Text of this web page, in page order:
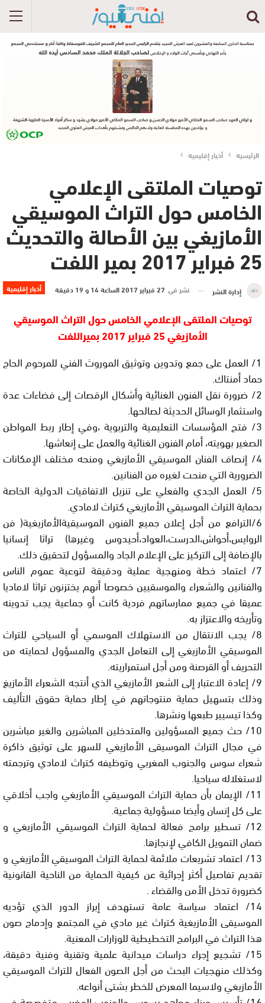
الرئيسية أخبار إقليمية
توصيات الملتقى الإعلامي
الخامس حول التراث الموسيقي
الأمازيغي بين الأصالة والتحديث
25 فبراير 2017 بمير اللفت‎
أخبار إقليمية إدارة النشر نشر في 27 فبراير 2017 الساعة 14 و 19 دقيقة
توصيات الملتقى الإعلامي الخامس حول التراث الموسيقي
الأمازيغي 25 فبراير 2017 بميراللفت
1/ العمل على جمع وتدوين وتوثيق الموروث الفني للمرحوم الحاج
حماد أمنتاك.
2/ ضرورة نقل الفنون الغنائية وأشكال الرقصات إلى فضاءات عدة
واستثمار الوسائل الحديثة لصالحها.
3/ فتح المؤسسات التعليمية والتربوية ،وفي إطار ربط المواطن
الصغير بهويته، أمام الفنون الغنائية والعمل على إنعاشها.
4/ إنصاف الفنان الموسيقي الأمازيغي ومنحه مختلف الإمكانات
الضرورية التي منحت لغيره من الفنانين.
5/ العمل الجدي والفعلي على تنزيل الاتفاقيات الدولية الخاصة
بحماية التراث الموسيقي الأمازيغي كتراث لامادي.
6/الترافع من أجل إعلان جميع الفنون الموسيقيةالأمازيغية( فن
الروايس،أحواش،الدرست،العواد،أحيدوس وغيرها) تراثا إنسانيا
بالإضافة إلى التركيز على الإعلام الجاد والمسؤول لتحقيق ذلك.
7/ اعتماد خطة ومنهجية عملية ودقيقة لتوعية عموم الناس
والفنانين والشعراء والموسقيين خصوصا أنهم يختزنون تراثا لاماديا
عميقا في جميع ممارساتهم فردية كانت أو جماعية يجب تدوينه
وتأريخه والاعتزاز به.
8/ يجب الانتقال من الاستهلاك الموسمي أو السياحي للتراث
الموسيقي الأمازيغي إلى التعامل الجدي والمسؤول لحمايته من
التحريف أو القرصنة ومن أجل استمراريته.
9/ إعادة الاعتبار إلى الشعر الأمازيغي الذي أنتجه الشعراء الأمازيغ
وذلك بتسهيل حماية منتوجاتهم في إطار حماية حقوق التأليف
وكذا تيسيير طبعها ونشرها.
10/ حث جميع المسؤولين والمتدخلين المباشرين والغير مباشرين
في مجال التراث الموسيقى الأمازيغي للسهر على توثيق ذاكرة
شعراء سوس والجنوب المغربي وتوظيفه كتراث لامادي وترجمته
لاستغلاله سياحيا.
11/ الإيمان بأن حماية التراث الموسيقي الأمازيغي واجب أخلاقي
على كل إنسان وأيضا مسؤولية جماعية.
12/ تسطير برامج فعالة لحماية التراث الموسيقي الأمازيغي و
ضمان التمويل الكافي لإنجازها.
13/ اعتماد تشريعات ملائمة لحماية التراث الموسيقي الأمازيغي و
تقديم تفاصيل أكثر إجرائية عن كيفية الحماية من الناحية القانونية
كضرورة تدخل الأمن والقضاء .
14/ اعتماد سياسة عامة تستهدف إبراز الدور الذي تؤديه
الموسيقى الأمازيغية كتراث غير مادي في المجتمع وإدماج صون
هذا التراث في البرامج التخطيطية للوزارات المعنية.
15/ تشجيع إجراء دراسات ميدانية علمية وتقنية وفنية دقيقة،
وكذلك منهجيات البحث من أجل الصون الفعال للتراث الموسيقي
الأمازيغي ولاسيما المعرض للخطر بشتى أنواعه.